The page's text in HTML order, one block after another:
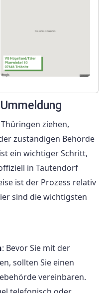
ziehen,
zuständigen Behörde
ein wichtiger Schritt,
in Tautendorf
ist der Prozess relativ
sind die wichtigsten
: Bevor Sie mit der
sollten Sie einen
vereinbaren.